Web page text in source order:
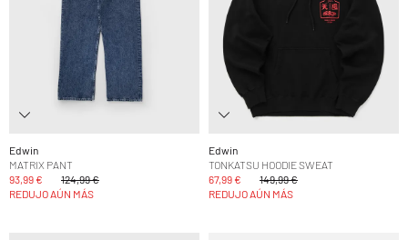
Edwin
MATRIX PANT
93,99 €
124,99 €
REDUJO AÚN MÁS
Edwin
TONKATSU HOODIE SWEAT
67,99 €
149,99 €
REDUJO AÚN MÁS